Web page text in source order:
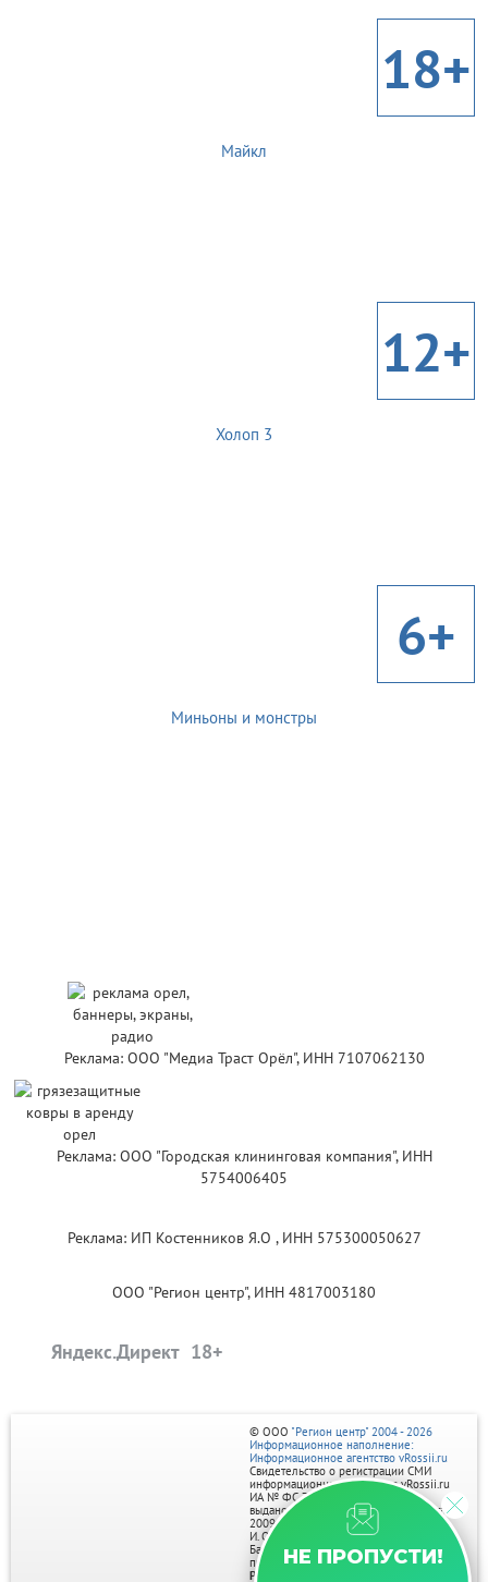
18+
Майкл
12+
Холоп 3
6+
Миньоны и монстры
Реклама: ООО "Медиа Траст Орёл", ИНН 7107062130
Реклама: ООО "Городская клининговая компания", ИНН
5754006405
Реклама: ИП Костенников Я.О , ИНН 575300050627
ООО "Регион центр", ИНН 4817003180
Яндекс.Директ
НЕ ПРОПУСТИ!
© ООО "Регион центр" 2004 - 2026
Информационное наполнение:
Информационное агентство vRossii.ru
Свидетельство о регистрации СМИ
информационного агентства vRossii.ru
ИА № ФС 77‑35502
выдано РОСКОМНАДЗОРом 04 марта
2009г.
И. О. Главного редактора Нарыков А. Н.
Баннеры на портале размещаются на
правах рекламы.
Реклама на портале: